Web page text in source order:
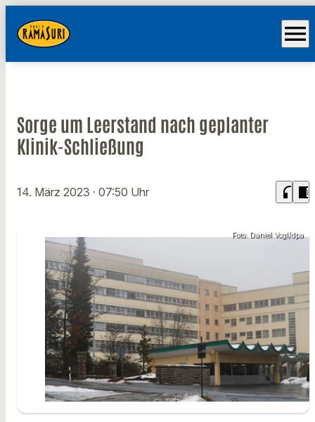
menu
Sorge um Leerstand nach geplanter
Klinik-Schließung
14. März 2023 · 07:50 Uhr headphones chrome_reader_mode
Foto: Daniel Vogl/dpa